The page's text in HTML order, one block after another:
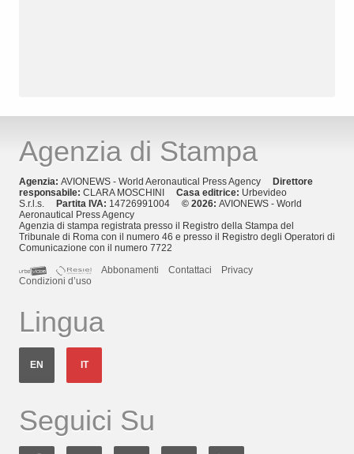
Agenzia di Stampa
Agenzia: AVIONEWS - World Aeronautical Press Agency
Direttore
responsabile: CLARA MOSCHINI Casa editrice: Urbevideo
S.r.l.s.
Partita IVA: 14726991004 © 2026: AVIONEWS - World
Aeronautical Press Agency
Agenzia di stampa registrata presso il Registro della Stampa del
Tribunale di Roma con il numero 46 e presso il Registro degli Operatori di
Comunicazione con il numero 7722
Abbonamenti
Contattaci
Privacy
Condizioni d’uso
Lingua
EN IT
Seguici Su